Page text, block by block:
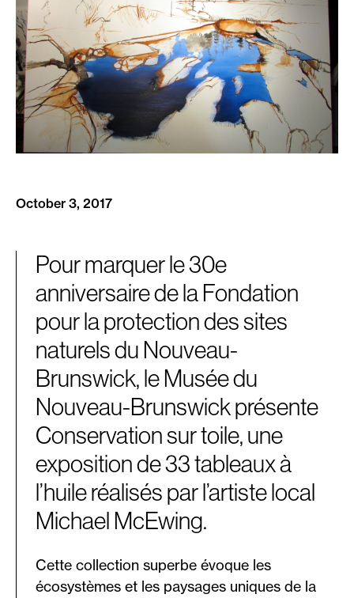
October 3, 2017
Pour marquer le 30e
anniversaire de la Fondation
pour la protection des sites
naturels du Nouveau-
Brunswick, le Musée du
Nouveau-Brunswick présente
Conservation sur toile, une
exposition de 33 tableaux à
l’huile réalisés par l’artiste local
Michael McEwing.
Cette collection superbe évoque les
écosystèmes et les paysages uniques de la